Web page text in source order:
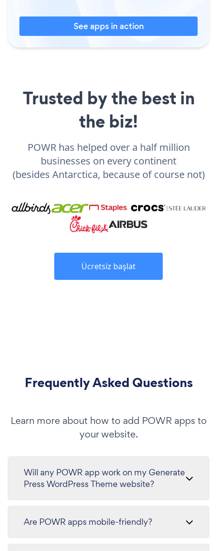
See apps in action
Trusted by the best in
the biz!
POWR has helped over a half million
businesses on every continent
(besides Antarctica, because of course not)
Ücretsiz başlat
Frequently Asked Questions
Learn more about how to add POWR apps to
your website.
Will any POWR app work on my Generate
Press WordPress Theme website?
Are POWR apps mobile-friendly?